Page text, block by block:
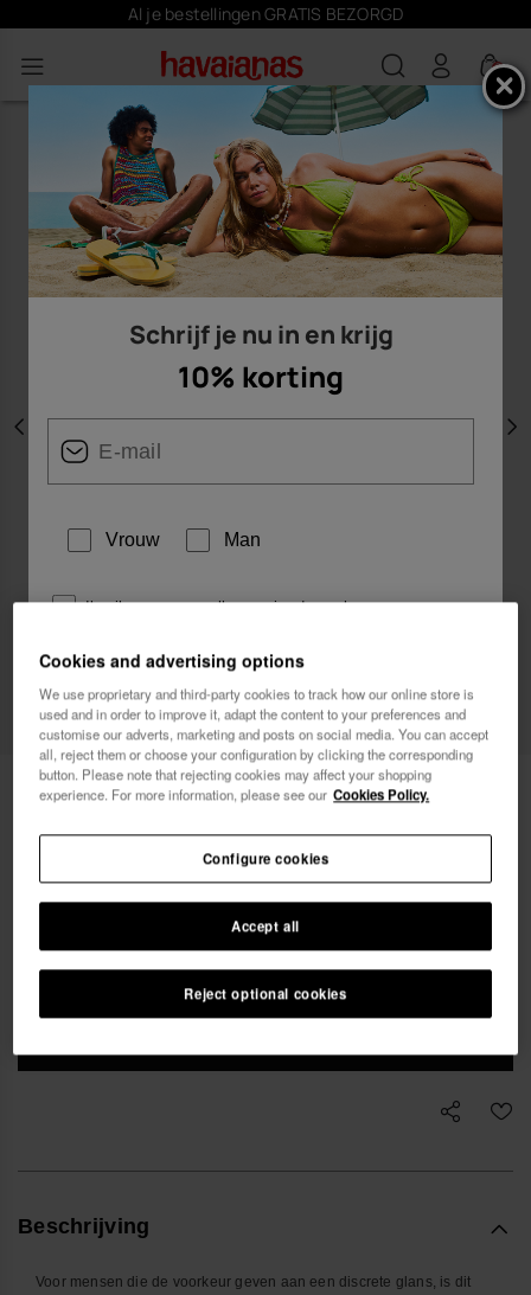
Al je bestellingen GRATIS BEZORGD
0
Vorige
Web Exclusive
Havaianas Beach Necessaire Metallic
Gratis bezorging op al je bestellingen
Beschrijving
Voor mensen die de voorkeur geven aan een discrete glans, is dit
Schrijf je nu in en krijg
10% korting
Vrouw Man
Ik wil graag, op welke manier dan ook,
Privacybeleid gelezen en ga hiermee akkoord.
ik wil 10% korting
Cookies and advertising options
We use proprietary and third-party cookies to track how our online store is
used and in order to improve it, adapt the content to your preferences and
customise our adverts, marketing and posts on social media. You can accept
all, reject them or choose your configuration by clicking the corresponding
button. Please note that rejecting cookies may affect your shopping
experience. For more information, please see our Cookies Policy.
Reject optional cookies
Accept all
Configure cookies